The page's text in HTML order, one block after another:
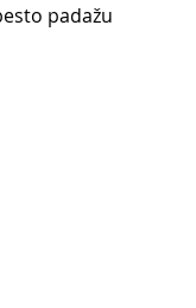
padažu